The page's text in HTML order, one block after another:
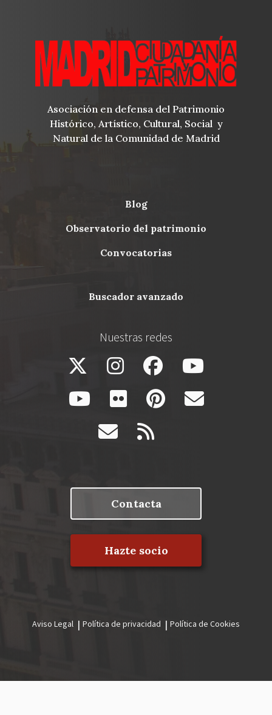
Asociación en defensa del Patrimonio
Histórico, Artístico, Cultural, Social y
Natural de la Comunidad de Madrid
Menu
blog
observatorio del patrimonio
convocatorias
buscador avanzado
Nuestras redes
Contacta
Hazte socio
legal
Aviso Legal Política de privacidad Política de Cookies